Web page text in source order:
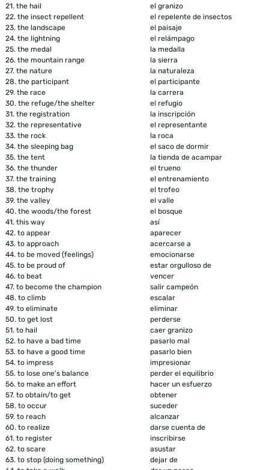
21. the hail
el granizo
22. the insect repellent
el repelente de insectos
23. the landscape
el paisaje
24. the lightning
el relámpago
25. the medal
la medalla
26. the mountain range
la sierra
27. the nature
la naturaleza
28. the participant
el participante
29. the race
la carrera
30. the refuge/the shelter
el refugio
31. the registration
la inscripción
32. the representative
el representante
33. the rock
la roca
34. the sleeping bag
el saco de dormir
35. the tent
la tienda de acampar
36. the thunder
el trueno
37. the training
el entrenamiento
38. the trophy
el trofeo
39. the valley
el valle
40. the woods/the forest
el bosque
41. this way
así
42. to appear
aparecer
43. to approach
acercarse a
44. to be moved (feelings)
emocionarse
45. to be proud of
estar orgulloso de
46. to beat
vencer
47. to become the champion
salir campeón
48. to climb
escalar
49. to eliminate
eliminar
50. to get lost
perderse
51. to hail
caer granizo
52. to have a bad time
pasarlo mal
53. to have a good time
pasarlo bien
54. to impress
impresionar
55. to lose one's balance
perder el equilibrio
56. to make an effort
hacer un esfuerzo
57. to obtain/to get
obtener
58. to occur
suceder
59. to reach
alcanzar
60. to realize
darse cuenta de
61. to register
inscribirse
62. to scare
asustar
63. to stop (doing something)
dejar de